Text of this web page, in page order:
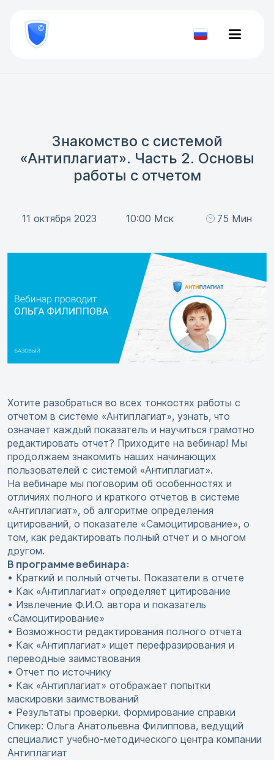
800
777-
81-Проверить
Знакомство с системой
«Антиплагиат». Часть 2. Основы
работы с отчетом
11 октября 2023 10:00 Мск 75 Мин
Хотите разобраться во всех тонкостях работы с
отчетом в системе «Антиплагиат», узнать, что
означает каждый показатель и научиться грамотно
редактировать отчет? Приходите на вебинар! Мы
продолжаем знакомить наших начинающих
пользователей с системой «Антиплагиат».
На вебинаре мы поговорим об особенностях и
отличиях полного и краткого отчетов в системе
«Антиплагиат», об алгоритме определения
цитирований, о показателе «Самоцитирование», о
том, как редактировать полный отчет и о многом
другом.
В программе вебинара:
• Краткий и полный отчеты. Показатели в отчете
• Как «Антиплагиат» определяет цитирование
• Извлечение Ф.И.О. автора и показатель
«Самоцитирование»
• Возможности редактирования полного отчета
• Как «Антиплагиат» ищет перефразирования и
переводные заимствования
• Отчет по источнику
• Как «Антиплагиат» отображает попытки
маскировки заимствований
• Результаты проверки. Формирование справки
Спикер: Ольга Анатольевна Филиппова, ведущий
специалист учебно-методического центра компании
Антиплагиат